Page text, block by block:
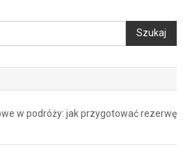
Szukaj
w podróży: jak przygotować rezerwę